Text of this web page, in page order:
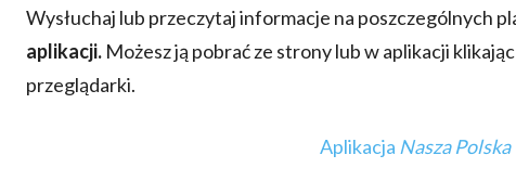
Wysłuchaj lub przeczytaj informacje na poszczególnych
aplikacji. Możesz ją pobrać ze strony lub w aplikacji
przeglądarki.
Aplikacja Nasza